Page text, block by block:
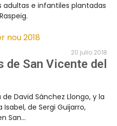
adultas e infantiles plantadas
20 julio 2018
de San Vicente del
David Sánchez Llongo, y la
de Sergi Guijarro,
San...